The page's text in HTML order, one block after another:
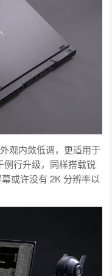
观内敛低调，更适用于
行升级，同样搭载锐
或许没有 2K 分辨率以